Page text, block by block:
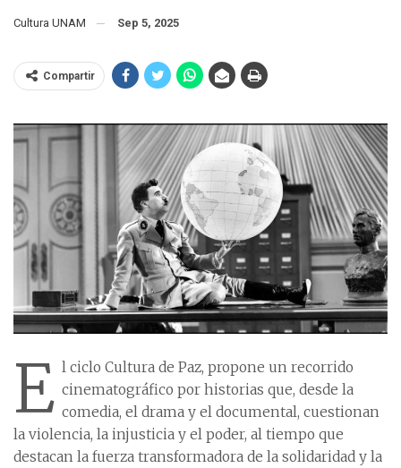
Cultura UNAM Sep 5, 2025
Compartir
E l ciclo Cultura de Paz, propone un recorrido
cinematográfico por historias que, desde la
comedia, el drama y el documental, cuestionan
la violencia, la injusticia y el poder, al tiempo que
destacan la fuerza transformadora de la solidaridad y la